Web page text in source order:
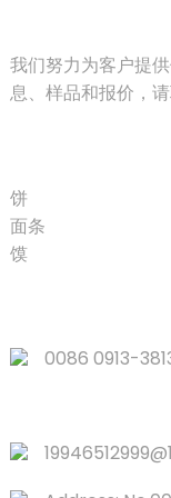
我们努力为客户提
息、样品和报价，
饼
面条
馍
0086 0913-